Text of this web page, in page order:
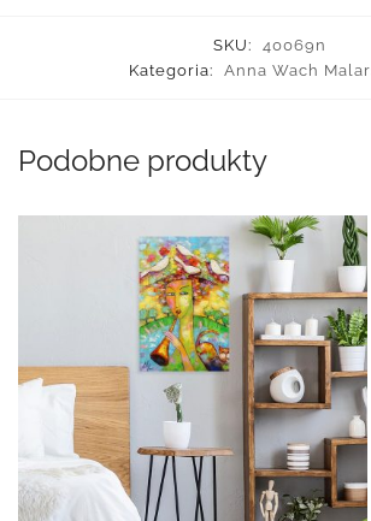
SKU:
40069n
Kategoria:
Anna Wach
Podobne produkty